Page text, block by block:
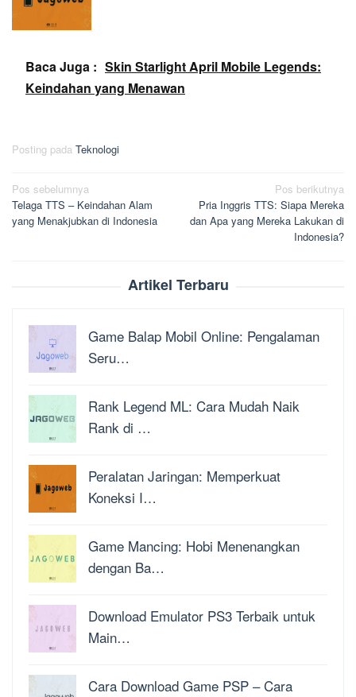
Baca Juga : Skin Starlight April Mobile Legends:
Keindahan yang Menawan
Posting pada Teknologi
Navigasi
pos
Pos sebelumnya
Telaga TTS – Keindahan Alam
yang Menakjubkan di Indonesia
Pos berikutnya
Pria Inggris TTS: Siapa Mereka
dan Apa yang Mereka Lakukan di
Indonesia?
Artikel Terbaru
Game Balap Mobil Online: Pengalaman
Seru…
Rank Legend ML: Cara Mudah Naik
Rank di …
Peralatan Jaringan: Memperkuat
Koneksi I…
Game Mancing: Hobi Menenangkan
dengan Ba…
Download Emulator PS3 Terbaik untuk
Main…
Cara Download Game PSP – Cara